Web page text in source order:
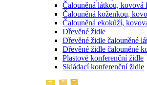
Čalouněná látkou, kovová
Čalouněná koženkou,
Čalouněná ekokůží,
Dřevěné židle
Dřevěné židle čalouněné
Dřevěné židle čalouněné
Plastové konferenční židle
Skládací konferenční židle